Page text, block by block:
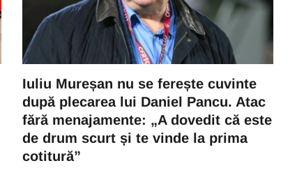
Iuliu Mureșan nu se ferește cuvinte
după plecarea lui Daniel Pancu. Atac
fără menajamente: „A dovedit că este
de drum scurt și te vinde la prima
cotitură”